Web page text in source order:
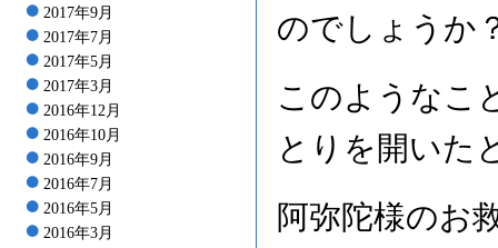
2017年9月
2017年7月
2017年5月
2017年3月
2016年12月
2016年10月
2016年9月
2016年7月
2016年5月
2016年3月
のでしょうか
このようなこ
とりを開いた
阿弥陀様のお